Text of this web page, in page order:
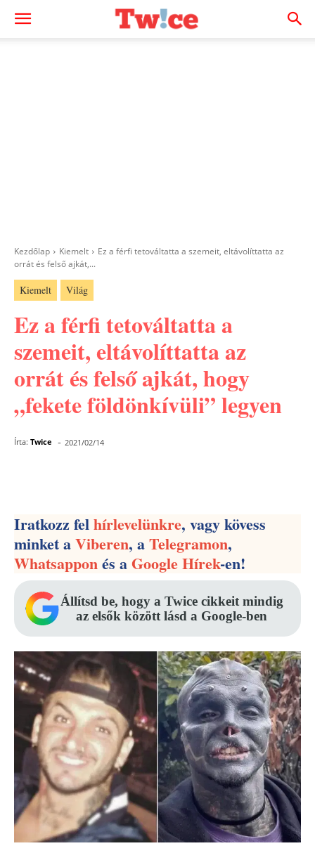
Kezdőlap Kiemelt
Ez a férfi tetováltatta a szemeit, eltávolíttatta az
orrát és felső ajkát,...
Kiemelt Világ
Ez a férfi tetováltatta a
szemeit, eltávolíttatta az
orrát és felső ajkát, hogy
„fekete földönkívüli” legyen
Írta: Twice - 2021/02/14
Iratkozz felhírlevelünkre, vagy kövess
minket aViberen, aTelegramon,
Whatsapponés aGoogle Hírek-en!
Állítsd be, hogy a Twice cikkeit mindig
az elsők között lásd a Google-ben